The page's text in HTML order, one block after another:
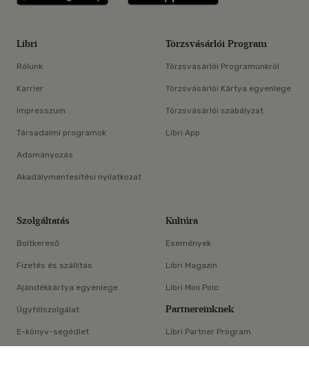
×
Libri
Rólunk
Karrier
Impresszum
Társadalmi programok
Adományozás
Akadálymentesítési nyilatkozat
Törzsvásárlói Program
Törzsvásárlói Programunkról
Törzsvásárlói Kártya egyenlege
Törzsvásárlói szabályzat
Libri App
Szolgáltatás
Boltkereső
Fizetés és szállítás
Ajándékkártya egyenlege
Ügyfélszolgálat
E-könyv-segédlet
Kultúra
Események
Libri Magazin
Libri Mini Polc
Partnereinknek
Libri Partner Program